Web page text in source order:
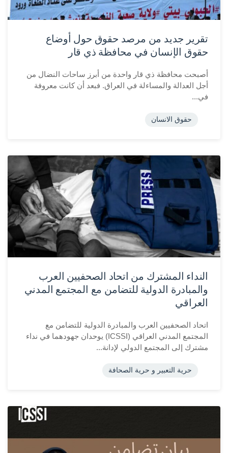
تقرير جديد من مرصد حقوق حول أوضاع
حقوق الإنسان في محافظة ذي قار
أصبحت محافظة ذي قار واحدة من أبرز ساحات النضال من
أجل العدالة والمساءلة في العراق. فبعد أن كانت معروفة
في...
حقوق الانسان
النداء المشترك من اتحاد الصحفيين العرب
والمبادرة الدولية للتضامن مع المجتمع المدني
العراقي
اتحاد الصحفيين العرب والمبادرة الدولية للتضامن مع
المجتمع المدني العراقي (ICSSI) يوحدان جهودهما في نداء
مشترك إلى المجتمع الدولي لإدانة...
حرية التعبير و حرية الصحافة